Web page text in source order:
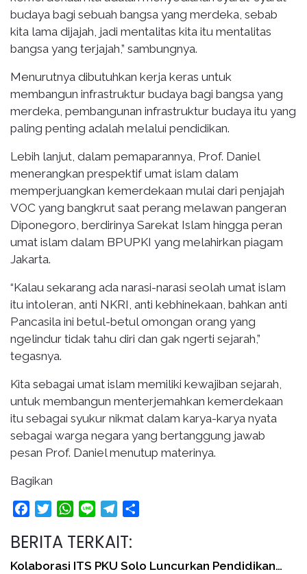
budaya bagi sebuah bangsa yang merdeka, sebab
kita lama dijajah, jadi mentalitas kita itu mentalitas
bangsa yang terjajah,” sambungnya.
Menurutnya dibutuhkan kerja keras untuk
membangun infrastruktur budaya bagi bangsa yang
merdeka, pembangunan infrastruktur budaya itu yang
paling penting adalah melalui pendidikan.
Lebih lanjut, dalam pemaparannya, Prof. Daniel
menerangkan prespektif umat islam dalam
memperjuangkan kemerdekaan mulai dari penjajah
VOC yang bangkrut saat perang melawan pangeran
Diponegoro, berdirinya Sarekat Islam hingga peran
umat islam dalam BPUPKI yang melahirkan piagam
Jakarta.
“Kalau sekarang ada narasi-narasi seolah umat islam
itu intoleran, anti NKRI, anti kebhinekaan, bahkan anti
Pancasila ini betul-betul omongan orang yang
ngelindur tidak tahu diri dan gak ngerti sejarah,”
tegasnya.
Kita sebagai umat islam memiliki kewajiban sejarah,
untuk membangun menterjemahkan kemerdekaan
itu sebagai syukur nikmat dalam karya-karya nyata
sebagai warga negara yang bertanggung jawab
pesan Prof. Daniel menutup materinya.
Bagikan
FacebookTwitterWhatsApp
Line Telegram
BERITA TERKAIT:
Kolaborasi ITS PKU Solo Luncurkan Pendidikan…